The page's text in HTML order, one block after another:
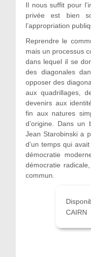
Il nous suffit pour
privée est bien
l’appropriation
Reprendre le
mais un processus
dans lequel il se
des diagonales
opposer des
aux quadrillages,
devenirs aux
fin aux natures
d’origine. Dans un
Jean Starobinski a
d’un temps qui
démocratie
démocratie
commun.
CAIRN